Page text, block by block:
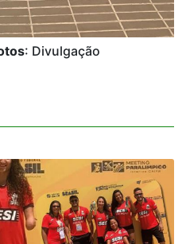
: Divulgação